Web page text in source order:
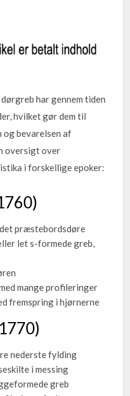
har gennem tiden
hvilket gør dem til
bevarelsen af
oversigt over
i forskellige epoker:
præstebordsdøre
let s-formede greb,
mange profileringer
fremspring i hjørnerne
nederste fylding
i messing
greb